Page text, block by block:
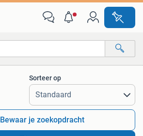
Alle afstanden…
Sorteer op
Bewaar je zoekopdracht